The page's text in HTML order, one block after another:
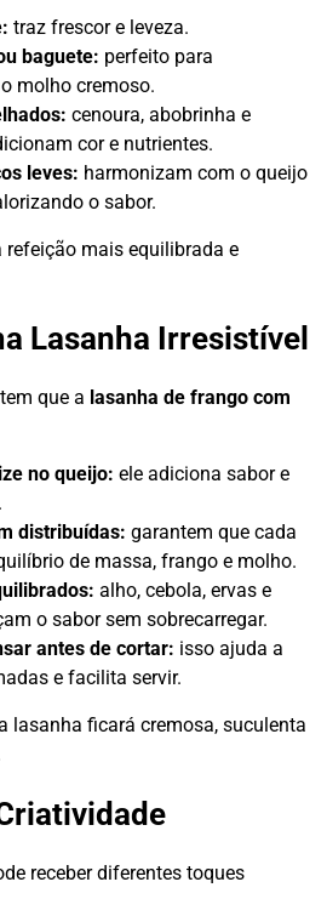
traz frescor e leveza.
baguete: perfeito para
molho cremoso.
cenoura, abobrinha e
cor e nutrientes.
leves: harmonizam com o queijo
o sabor.
refeição mais equilibrada e
Lasanha Irresistível
que a lasanha de frango com
no queijo: ele adiciona sabor e
distribuídas: garantem que cada
de massa, frango e molho.
alho, cebola, ervas e
o sabor sem sobrecarregar.
antes de cortar: isso ajuda a
e facilita servir.
lasanha ficará cremosa, suculenta
receber diferentes toques